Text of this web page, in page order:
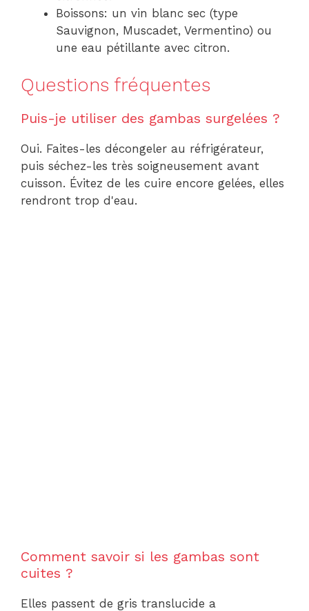
Boissons: un vin blanc sec (type
Sauvignon, Muscadet, Vermentino) ou
une eau pétillante avec citron.
Questions fréquentes
Puis-je utiliser des gambas surgelées ?
Oui. Faites-les décongeler au réfrigérateur,
puis séchez-les très soigneusement avant
cuisson. Évitez de les cuire encore gelées, elles
rendront trop d'eau.
Comment savoir si les gambas sont
cuites ?
Elles passent de gris translucide a